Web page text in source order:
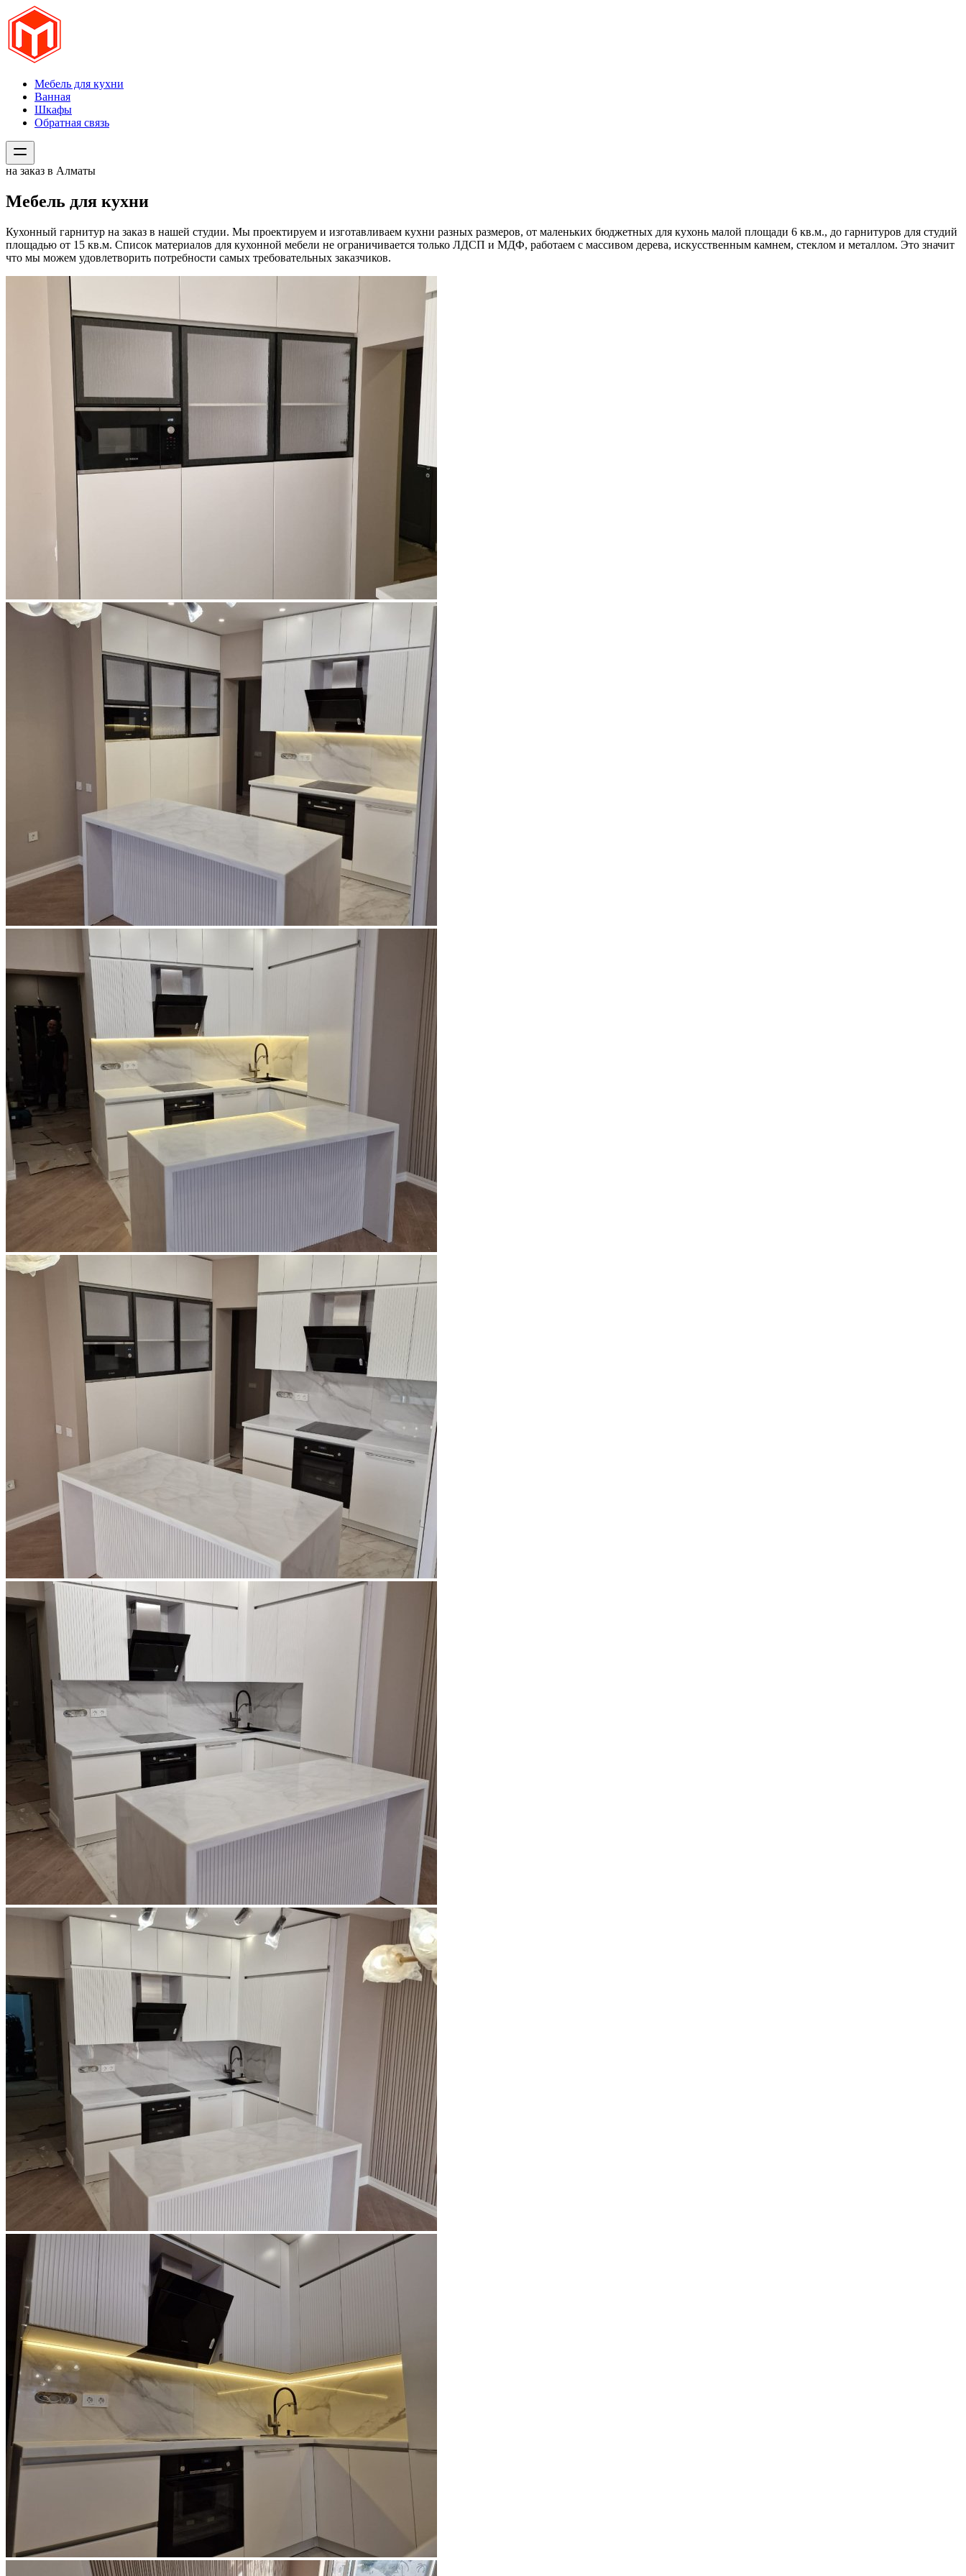
Мебель для кухни
Ванная
Шкафы
Обратная связь
на заказ в Алматы
Мебель для кухни
Кухонный гарнитур на заказ в нашей студии. Мы проектируем и изготавливаем кухни разных размеров, от маленьких бюджетных для кухонь малой площади 6 кв.м., до гарнитуров для студий
площадью от 15 кв.м. Список материалов для кухонной мебели не ограничивается только ЛДСП и МДФ, работаем с массивом дерева, искусственным камнем, стеклом и металлом. Это значит
что мы можем удовлетворить потребности самых требовательных заказчиков.